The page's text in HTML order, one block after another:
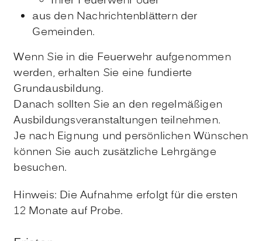
aus den Nachrichtenblättern der
Gemeinden.
Wenn Sie in die Feuerwehr aufgenommen
werden, erhalten Sie eine fundierte
Grundausbildung.
Danach sollten Sie an den regelmäßigen
Ausbildungsveranstaltungen teilnehmen.
Je nach Eignung und persönlichen Wünschen
können Sie auch zusätzliche Lehrgänge
besuchen.
Hinweis: Die Aufnahme erfolgt für die ersten
12 Monate auf Probe.